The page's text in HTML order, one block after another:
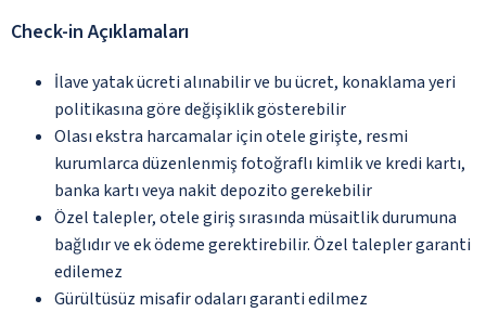
Check-in Açıklamaları
İlave yatak ücreti alınabilir ve bu ücret, konaklama yeri
politikasına göre değişiklik gösterebilir
Olası ekstra harcamalar için otele girişte, resmi
kurumlarca düzenlenmiş fotoğraflı kimlik ve kredi kartı,
banka kartı veya nakit depozito gerekebilir
Özel talepler, otele giriş sırasında müsaitlik durumuna
bağlıdır ve ek ödeme gerektirebilir. Özel talepler garanti
edilemez
Gürültüsüz misafir odaları garanti edilmez